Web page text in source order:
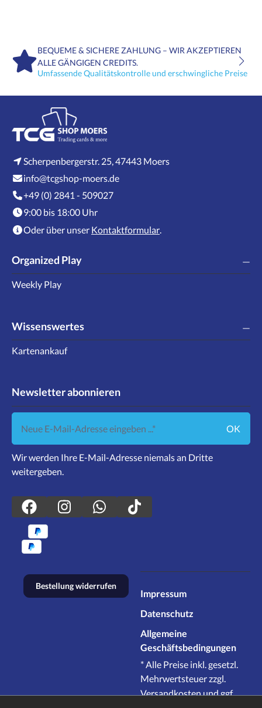
BEQUEME & SICHERE ZAHLUNG – WIR AKZEPTIEREN
ALLE GÄNGIGEN CREDITS.
Umfassende Qualitätskontrolle und erschwingliche Preise
Scherpenbergerstr. 25, 47443 Moers
info@tcgshop-moers.de
+49 (0) 2841 - 509027
9:00 bis 18:00 Uhr
Oder über unser Kontaktformular.
Organized Play
Weekly Play
Wissenswertes
Kartenankauf
Newsletter abonnieren
OK
Wir werden Ihre E-Mail-Adresse niemals an Dritte
weitergeben.
Bestellung widerrufen
Impressum
Datenschutz
Allgemeine
Geschäftsbedingungen
* Alle Preise inkl. gesetzl.
Mehrwertsteuer zzgl.
Versandkostenund ggf.